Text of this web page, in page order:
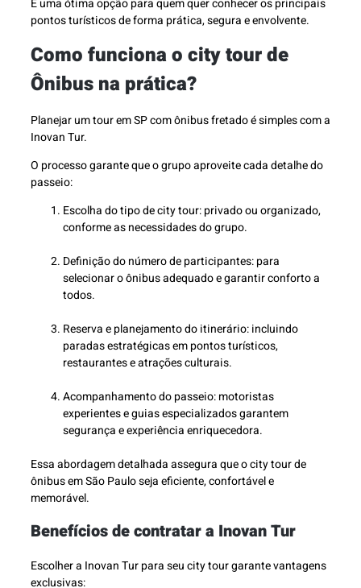
É uma ótima opção para quem quer conhecer os principais
pontos turísticos de forma prática, segura e envolvente.
Como funciona o city tour de
Ônibus na prática?
Planejar um tour em SP com ônibus fretado é simples com a
Inovan Tur.
O processo garante que o grupo aproveite cada detalhe do
passeio:
Escolha do tipo de city tour: privado ou organizado,
conforme as necessidades do grupo.
Definição do número de participantes: para
selecionar o ônibus adequado e garantir conforto a
todos.
Reserva e planejamento do itinerário: incluindo
paradas estratégicas em pontos turísticos,
restaurantes e atrações culturais.
Acompanhamento do passeio: motoristas
experientes e guias especializados garantem
segurança e experiência enriquecedora.
Essa abordagem detalhada assegura que o city tour de
ônibus em São Paulo seja eficiente, confortável e
memorável.
Benefícios de contratar a Inovan Tur
Escolher a Inovan Tur para seu city tour garante vantagens
exclusivas: